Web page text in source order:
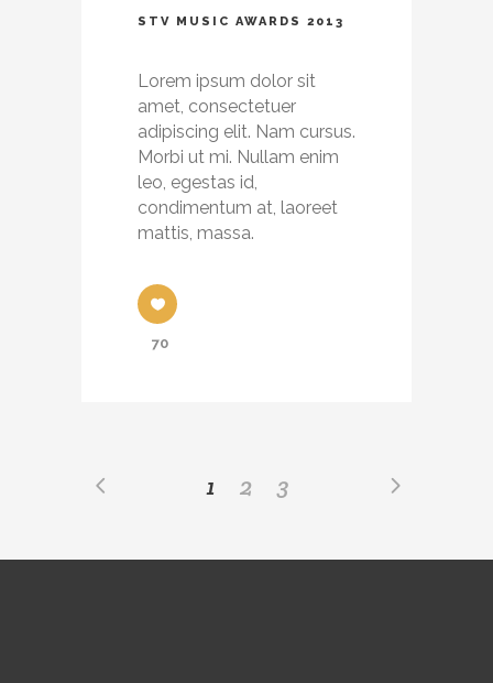
STV MUSIC AWARDS 2013
Lorem ipsum dolor sit
amet, consectetuer
adipiscing elit. Nam cursus.
Morbi ut mi. Nullam enim
leo, egestas id,
condimentum at, laoreet
mattis, massa.
70
1 2 3